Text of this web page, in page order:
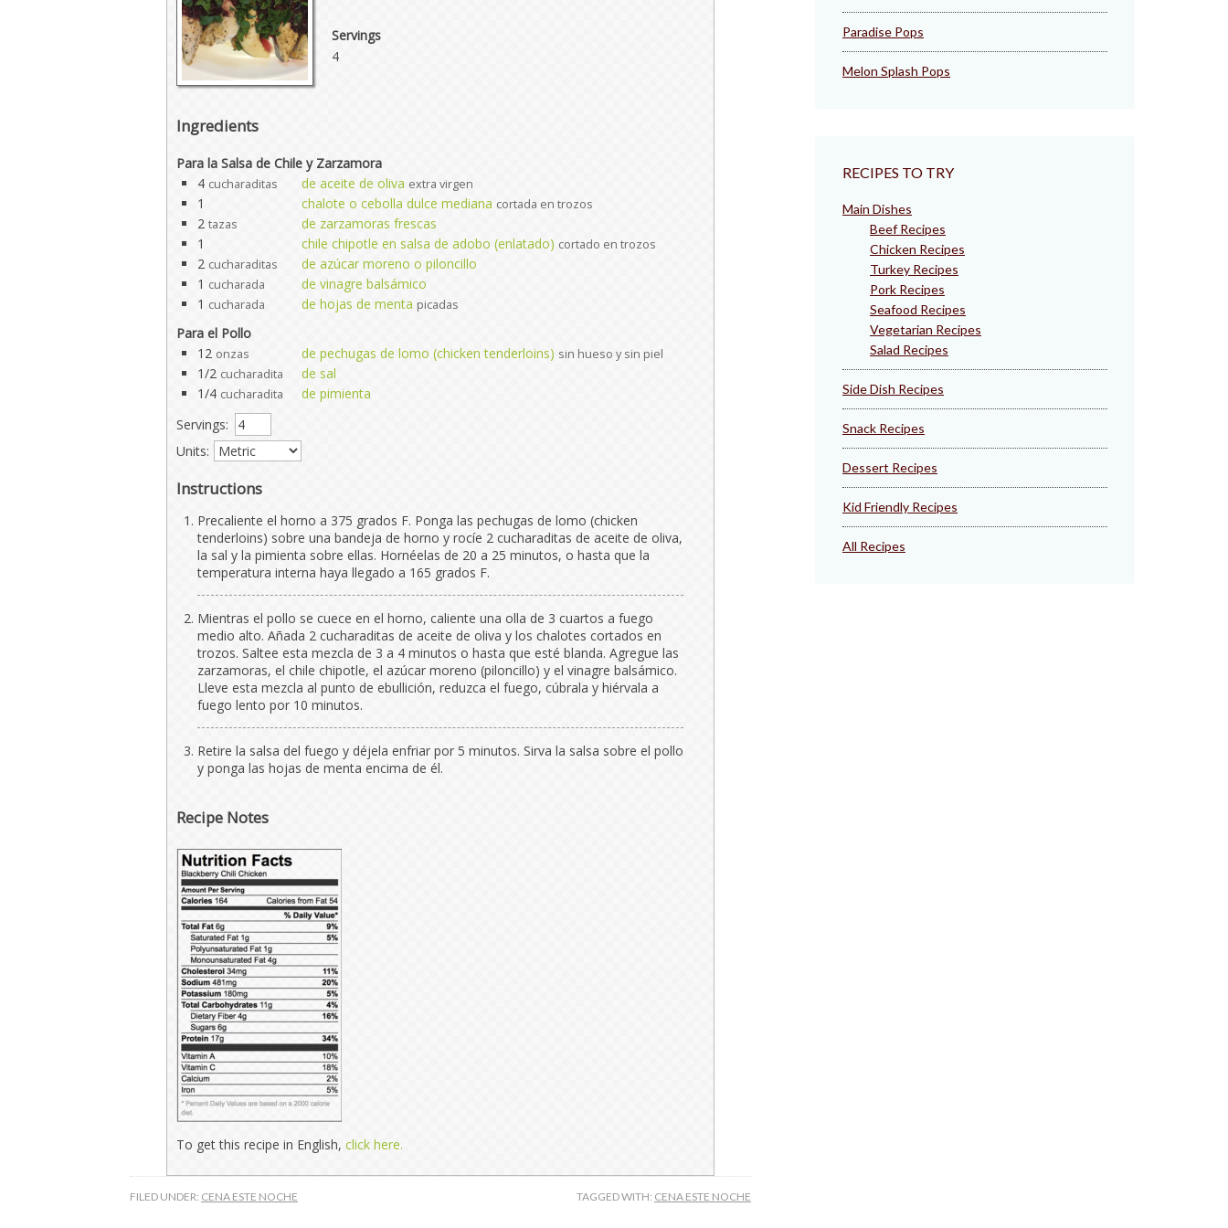
Servings
4
Ingredients
Para la Salsa de Chile y Zarzamora
4 cucharaditas de aceite de oliva extra virgen
1 chalote o cebolla dulce mediana cortada en trozos
2 tazas
de zarzamoras frescas
1
chile chipotle en salsa de adobo (enlatado) cortado en trozos
2 cucharaditas
de azúcar moreno o piloncillo
1 cucharada
de vinagre balsámico
1 cucharada de hojas de menta picadas
Para el Pollo
12 onzas de pechugas de lomo (chicken tenderloins) sin hueso y sin piel
1/2 cucharadita
de sal
1/4 cucharadita
de pimienta
Servings:
Units:
Instructions
Precaliente el horno a 375 grados F. Ponga las pechugas de lomo (chicken
tenderloins) sobre una bandeja de horno y rocíe 2 cucharaditas de aceite de oliva,
la sal y la pimienta sobre ellas. Hornéelas de 20 a 25 minutos, o hasta que la
temperatura interna haya llegado a 165 grados F.
Mientras el pollo se cuece en el horno, caliente una olla de 3 cuartos a fuego
medio alto. Añada 2 cucharaditas de aceite de oliva y los chalotes cortados en
trozos. Saltee esta mezcla de 3 a 4 minutos o hasta que esté blanda. Agregue las
zarzamoras, el chile chipotle, el azúcar moreno (piloncillo) y el vinagre balsámico.
Lleve esta mezcla al punto de ebullición, reduzca el fuego, cúbrala y hiérvala a
fuego lento por 10 minutos.
Retire la salsa del fuego y déjela enfriar por 5 minutos. Sirva la salsa sobre el pollo
y ponga las hojas de menta encima de él.
Recipe Notes
To get this recipe in English, click here.
FILED UNDER: CENA ESTE NOCHE TAGGED WITH: CENA ESTE NOCHE
Paradise Pops
Melon Splash Pops
RECIPES TO TRY
Main Dishes
Beef Recipes
Chicken Recipes
Turkey Recipes
Pork Recipes
Seafood Recipes
Vegetarian Recipes
Salad Recipes
Side Dish Recipes
Snack Recipes
Dessert Recipes
Kid Friendly Recipes
All Recipes